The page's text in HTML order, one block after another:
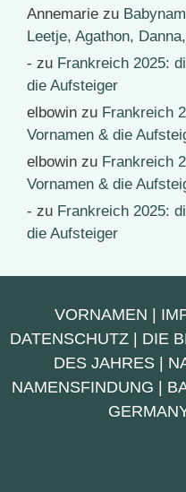
Annemarie zu
Leetje, Agathon,
- zu Frankreich 2025:
die Aufsteiger
elbowin zu Frankreich
Vornamen & die
elbowin zu Frankreich
Vornamen & die
- zu Frankreich 2025:
die Aufsteiger
VORNAMEN
DATENSCHUTZ
DIE
DES JAHRES
NAMENSFINDUNG